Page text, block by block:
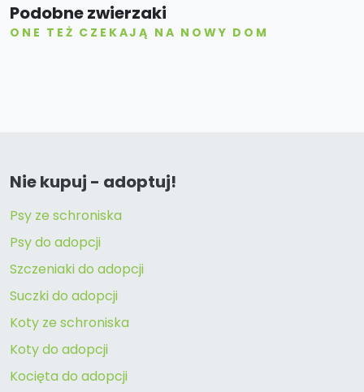
Podobne zwierzaki
ONE TEŻ CZEKAJĄ NA NOWY DOM
Nie kupuj - adoptuj!
Psy ze schroniska
Psy do adopcji
Szczeniaki do adopcji
Suczki do adopcji
Koty ze schroniska
Koty do adopcji
Kocięta do adopcji